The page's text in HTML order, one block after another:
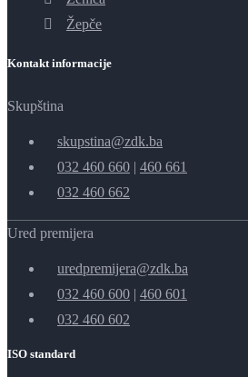
Žepče
Kontakt informacije
Skupština
skupstina@zdk.ba
032 460 660 | 460 661
032 460 662
Ured premijera
uredpremijera@zdk.ba
032 460 600 | 460 601
032 460 602
ISO standard